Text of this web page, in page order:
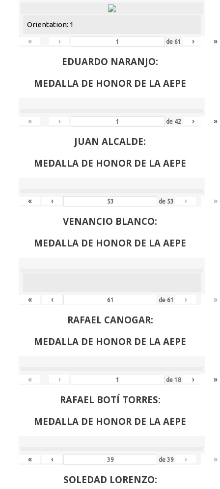
Orientation: 1
«
‹ de 61 › »
EDUARDO NARANJO:
MEDALLA DE HONOR DE LA AEPE
« ‹ de 42 › »
JUAN ALCALDE:
MEDALLA DE HONOR DE LA AEPE
« ‹ de 53 › »
VENANCIO BLANCO:
MEDALLA DE HONOR DE LA AEPE
« ‹ de 61 › »
RAFAEL CANOGAR:
MEDALLA DE HONOR DE LA AEPE
« ‹ de18 › »
RAFAEL BOTÍ TORRES:
MEDALLA DE HONOR DE LA AEPE
« ‹ de39 › »
SOLEDAD LORENZO: